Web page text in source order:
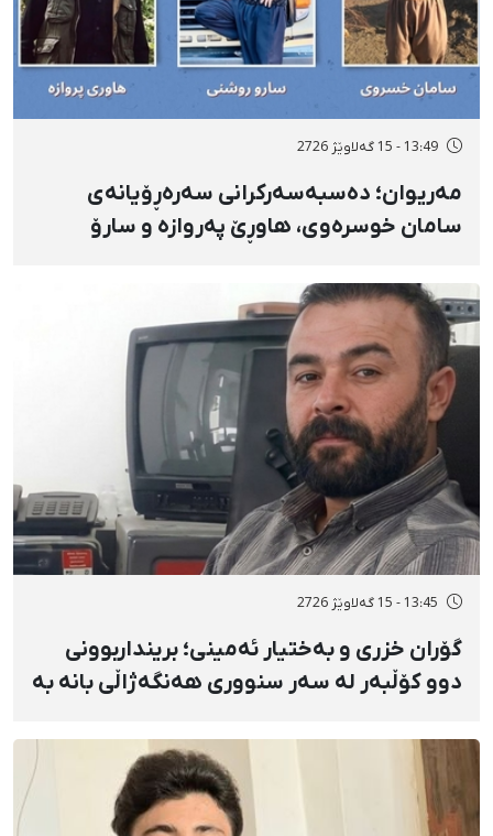
13:49 - 15 گەلاوێژ 2726
مەریوان؛ دەسبەسەرکرانی سەرەڕۆیانەی
سامان خوسرەوی، هاوڕێ پەروازە و سارۆ
گواستنەوەیان بۆ شوێنێکی نادیار
13:45 - 15 گەلاوێژ 2726
گۆران خزری و بەختیار ئەمینی؛ برینداربوونی
دوو کۆڵبەر لە سەر سنووری هەنگەژاڵی بانه بە
تەقینەوەی مین